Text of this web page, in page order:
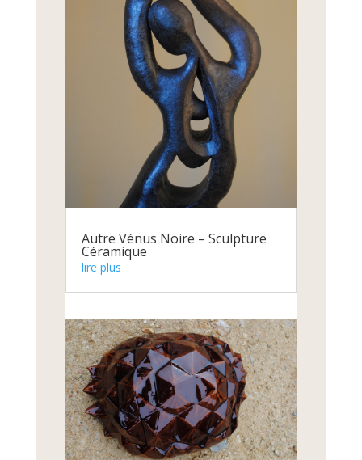
Autre Vénus Noire – Sculpture
Céramique
lire plus